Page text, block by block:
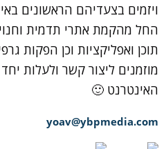
ויזמים בצעדיהם הראשונים
החל מהקמת אתרי תדמית
תוכן ואפליקציות וכן הפקות
מוזמנים ליצור קשר ולעלות
האינטרנט 🙂
yoav@ybpmedia.com